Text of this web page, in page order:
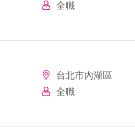
全職
台北市內湖區
全職